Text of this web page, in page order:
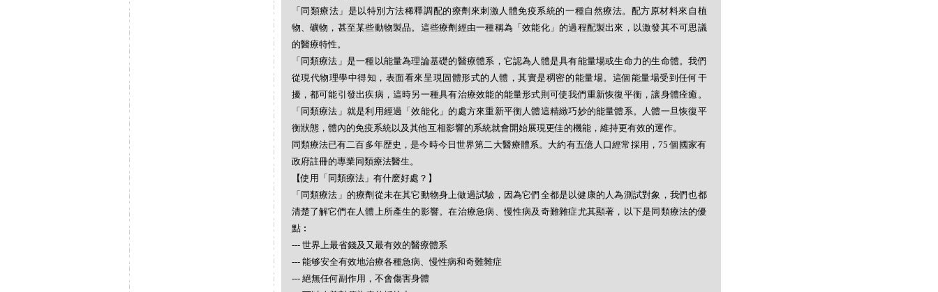
「同類療法」是以特別方法稀釋調配的療劑來刺激人體免疫系統的一種自然療法。配方原材料來自植
物、礦物，甚至某些動物製品。這些療劑經由一種稱為「效能化」的過程配製出來，以激發其不可思議
的醫療特性。
「同類療法」是一種以能量為理論基礎的醫療體系，它認為人體是具有能量場或生命力的生命體。我們
從現代物理學中得知，表面看來呈現固體形式的人體，其實是稠密的能量場。這個能量場受到任何干
擾，都可能引發出疾病，這時另一種具有治療效能的能量形式則可使我們重新恢復平衡，讓身體痊癒。
「同類療法」就是利用經過「效能化」的處方來重新平衡人體這精緻巧妙的能量體系。人體一旦恢復平
衡狀態，體內的免疫系統以及其他互相影響的系統就會開始展現更佳的機能，維持更有效的運作。
同類療法已有二百多年歴史，是今時今日世界第二大醫療體系。大約有五億人口經常採用，75 個國家有
政府註冊的專業同類療法醫生。
【使用「同類療法」有什麽好處？】
「同類療法」的療劑從未在其它動物身上做過試驗，因為它們全都是以健康的人為測試對象，我們也都
清楚了解它們在人體上所產生的影響。在治療急病、慢性病及奇難雜症尤其顯著，以下是同類療法的優
點︰
--- 世界上最省錢及又最有效的醫療體系
--- 能够安全有效地治療各種急病、慢性病和奇難雜症
--- 絕無任何副作用，不會傷害身體